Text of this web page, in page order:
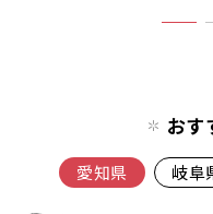
おす
愛知県 岐阜